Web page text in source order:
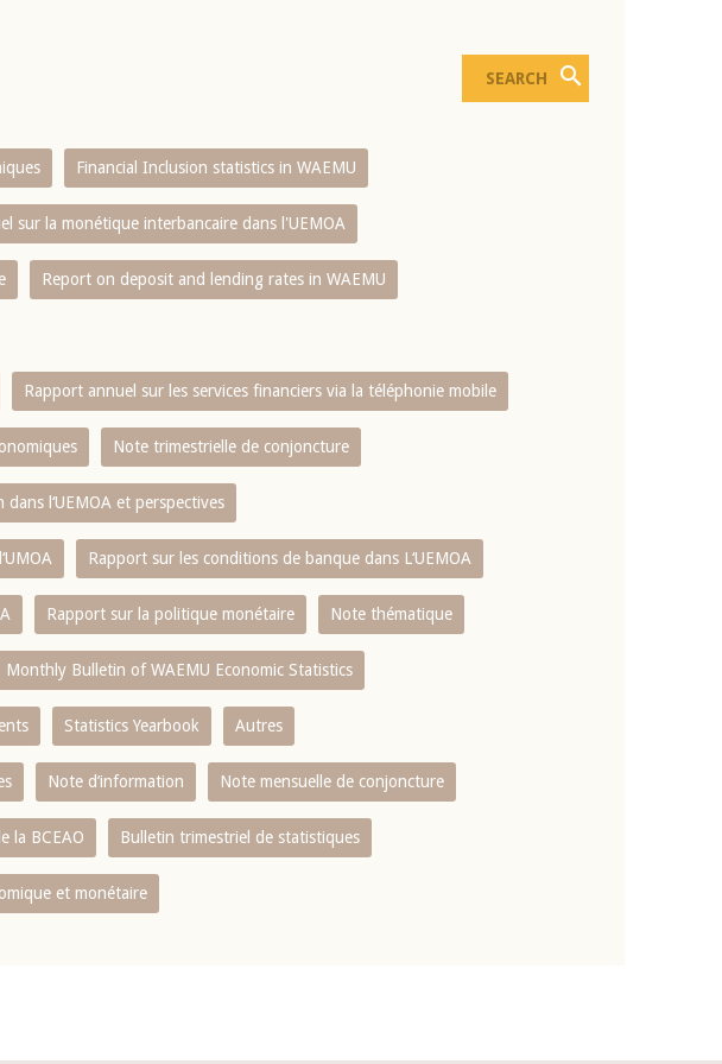
Financial Inclusion statistics in WAEMU
sur la monétique interbancaire dans l'UEMOA
Report on deposit and lending rates in WAEMU
Rapport annuel sur les services financiers via la téléphonie mobile
Note trimestrielle de conjoncture
l‘UEMOA et perspectives
Rapport sur les conditions de banque dans L‘UEMOA
Rapport sur la politique monétaire Note thématique
Monthly Bulletin of WAEMU Economic Statistics
Statistics Yearbook Autres
Note d’information Note mensuelle de conjoncture
la BCEAO Bulletin trimestriel de statistiques
et monétaire